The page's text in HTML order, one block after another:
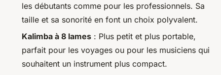
les débutants comme pour les professionnels. Sa
taille et sa sonorité en font un choix polyvalent.
Kalimba à 8 lames : Plus petit et plus portable,
parfait pour les voyages ou pour les musiciens qui
souhaitent un instrument plus compact.